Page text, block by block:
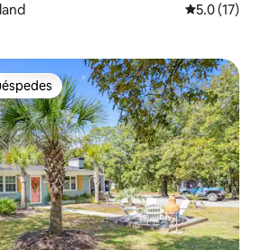
Calificación
5.0 (17)
entre huéspedes